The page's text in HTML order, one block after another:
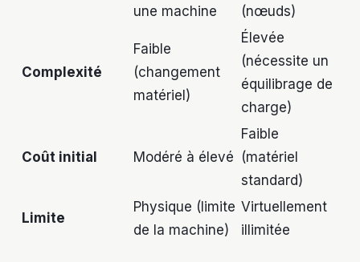
une machine
(nœuds)
Complexité
Faible
(changement
matériel)
Élevée
(nécessite un
équilibrage de
charge)
Coût initial Modéré à élevé
Faible
(matériel
standard)
Limite
Physique (limite
de la machine)
Virtuellement
illimitée